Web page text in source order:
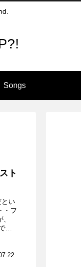
Songs
ト
とい
・フ
あ